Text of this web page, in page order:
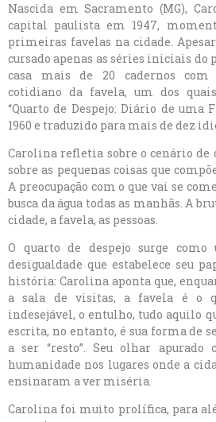
Nascida em Sacramento (MG),
capital paulista em 1947,
primeiras favelas na cidade.
cursado apenas as séries iniciais
casa mais de 20 cadernos com
cotidiano da favela, um dos
“Quarto de Despejo: Diário de uma
1960 e traduzido para mais de dez
Carolina refletia sobre o cenário de
sobre as pequenas coisas que
A preocupação com o que vai se
busca da água todas as manhãs. A
cidade, a favela, as pessoas.
O quarto de despejo surge
desigualdade que estabelece seu
história: Carolina aponta que,
a sala de visitas, a favela é o
indesejável, o entulho, tudo aquilo
escrita, no entanto, é sua forma de
a ser “resto”. Seu olhar
humanidade nos lugares onde a
ensinaram a ver miséria.
Carolina foi muito prolífica, para